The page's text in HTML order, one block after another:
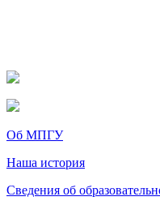
Об МПГУ
Наша история
Сведения об